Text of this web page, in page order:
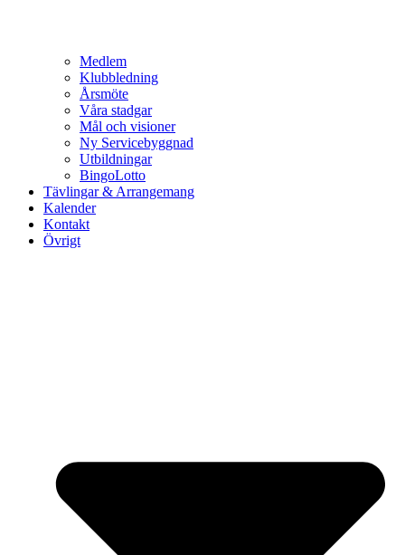
Medlem
Klubbledning
Årsmöte
Våra stadgar
Mål och visioner
Ny Servicebyggnad
Utbildningar
BingoLotto
Tävlingar & Arrangemang
Kalender
Kontakt
Övrigt